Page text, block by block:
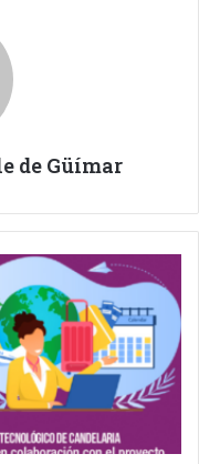
de Güímar